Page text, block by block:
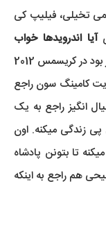
تخیلی، فیلیپ کی
آیا اندرویدها خواب
) قرار بود در کریسمس 2012
کامینگ سون راجع
انگیز راجع به یک
زندگی میکنه. اون
تا بتونن پادشاه
هم راجع به اینکه